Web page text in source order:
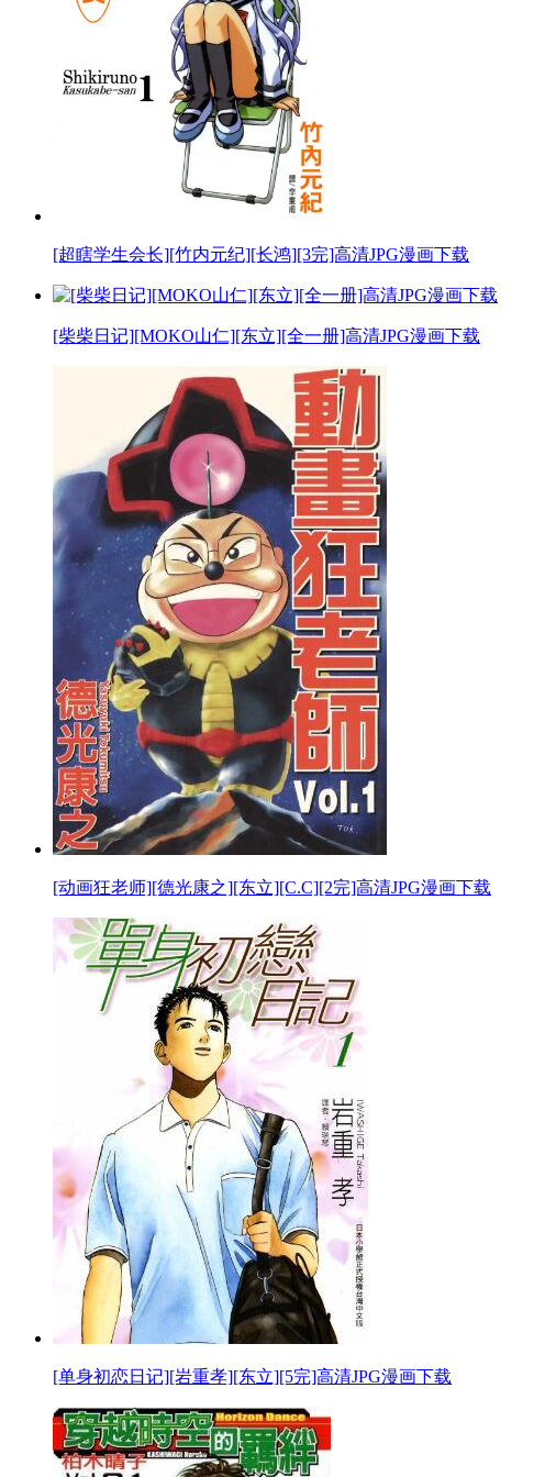
[超瞎学生会长][竹内元纪][长鸿][3完]高清JPG漫画下载
[柴柴日记][MOKO山仁][东立][全一册]高清JPG漫画下载
[动画狂老师][德光康之][东立][C.C][2完]高清JPG漫画下载
[单身初恋日记][岩重孝][东立][5完]高清JPG漫画下载